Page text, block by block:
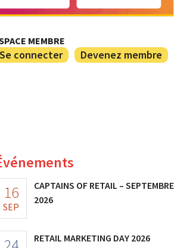
MEMBRE
Se connecter Devenez membre
16
SEP
CAPTAINS OF RETAIL – SEPTEMBRE
2026
RETAIL MARKETING DAY 2026